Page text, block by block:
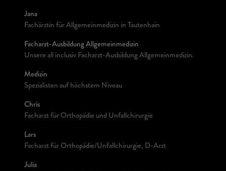
Jana
Fachärztin für Allgemeinmedizin in Tautenhain
Facharzt-Ausbildung Allgemeinmedizin
Unsere all inclusiv Facharzt-Ausbildung Allgemeinmedizin.
Medizin
Spezialisten auf höchstem Niveau
Chris
Facharzt für Orthopädie und Unfallchirurgie
Lars
Facharzt für Orthopädie/Unfallchirurgie, D-Arzt
Julia